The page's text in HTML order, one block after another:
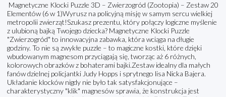
Magnetyczne Klocki Puzzle 3D – Zwierzogród (Zootopia) – Zestaw 20
Elementów (6 w 1)Wyrusz na policyjną misję w samym sercu wielkiej
metropolii zwierząt!Szukasz prezentu, który połączy logiczne myślenie
z ulubioną bajką Twojego dziecka? Magnetyczne Klocki Puzzle
"Zwierzogród" to innowacyjna zabawka, która wciąga na długie
godziny. To nie są zwykłe puzzle – to magiczne kostki, które dzięki
wbudowanym magnesom przyciągają się, tworząc aż 6 różnych,
kolorowych obrazków z bohaterami bajki.Zestaw idealny dla małych
fanów dzielnej policjantki Judy Hopps i sprytnego lisa Nicka Bajera.
Układanie klocków nigdy nie było tak satysfakcjonujące –
charakterystyczny "klik" magnesów sprawia, że konstrukcja jest